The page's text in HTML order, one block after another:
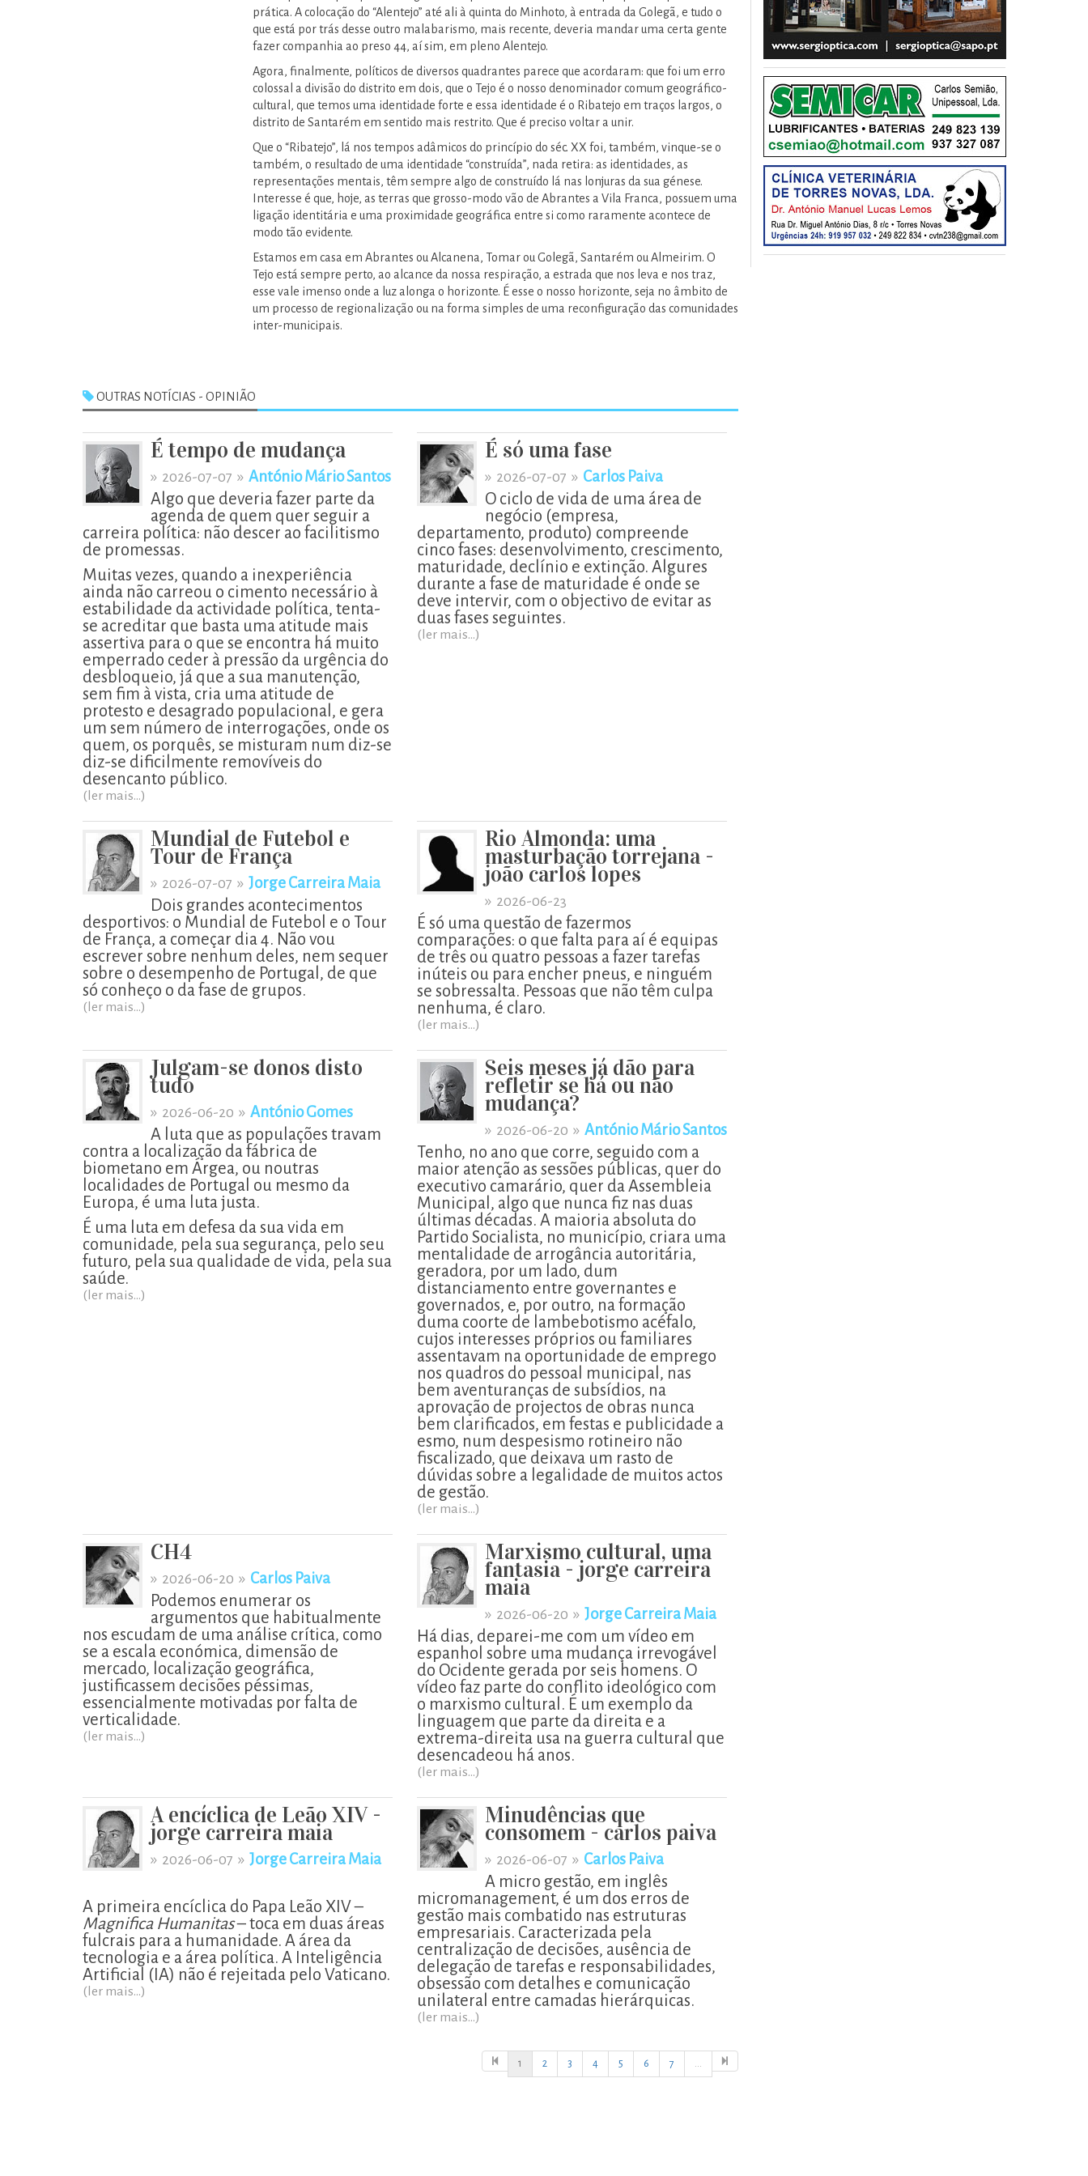
prática. A colocação do “Alentejo” até ali à quinta do Minhoto, à entrada da Golegã, e tudo o
que está por trás desse outro malabarismo, mais recente, deveria mandar uma certa gente
fazer companhia ao preso 44, aí sim, em pleno Alentejo.
Agora, finalmente, políticos de diversos quadrantes parece que acordaram: que foi um erro
colossal a divisão do distrito em dois, que o Tejo é o nosso denominador comum geográfico-
cultural, que temos uma identidade forte e essa identidade é o Ribatejo em traços largos, o
distrito de Santarém em sentido mais restrito. Que é preciso voltar a unir.
Que o “Ribatejo”, lá nos tempos adâmicos do princípio do séc. XX foi, também, vinque-se o
também, o resultado de uma identidade “construída”, nada retira: as identidades, as
representações mentais, têm sempre algo de construído lá nas lonjuras da sua génese.
Interesse é que, hoje, as terras que grosso-modo vão de Abrantes a Vila Franca, possuem uma
ligação identitária e uma proximidade geográfica entre si como raramente acontece de
modo tão evidente.
Estamos em casa em Abrantes ou Alcanena, Tomar ou Golegã, Santarém ou Almeirim. O
Tejo está sempre perto, ao alcance da nossa respiração, a estrada que nos leva e nos traz,
esse vale imenso onde a luz alonga o horizonte. É esse o nosso horizonte, seja no âmbito de
um processo de regionalização ou na forma simples de uma reconfiguração das comunidades
inter-municipais.
OUTRAS NOTÍCIAS - OPINIÃO
É tempo de mudança
» 2026-07-07 » António Mário Santos
Algo que deveria fazer parte da
agenda de quem quer seguir a
carreira política: não descer ao facilitismo
de promessas.
Muitas vezes, quando a inexperiência
ainda não carreou o cimento necessário à
estabilidade da actividade política, tenta-
se acreditar que basta uma atitude mais
assertiva para o que se encontra há muito
emperrado ceder à pressão da urgência do
desbloqueio, já que a sua manutenção,
sem fim à vista, cria uma atitude de
protesto e desagrado populacional, e gera
um sem número de interrogações, onde os
quem, os porquês, se misturam num diz-se
diz-se dificilmente removíveis do
desencanto público.
(ler mais...)
É só uma fase
» 2026-07-07 » Carlos Paiva
O ciclo de vida de uma área de
negócio (empresa,
departamento, produto) compreende
cinco fases: desenvolvimento, crescimento,
maturidade, declínio e extinção. Algures
durante a fase de maturidade é onde se
deve intervir, com o objectivo de evitar as
duas fases seguintes.
(ler mais...)
Mundial de Futebol e
Tour de França
» 2026-07-07 » Jorge Carreira Maia
Dois grandes acontecimentos
desportivos: o Mundial de Futebol e o Tour
de França, a começar dia 4. Não vou
escrever sobre nenhum deles, nem sequer
sobre o desempenho de Portugal, de que
só conheço o da fase de grupos.
(ler mais...)
Rio Almonda: uma
masturbação torrejana -
joão carlos lopes
» 2026-06-23
É só uma questão de fazermos
comparações: o que falta para aí é equipas
de três ou quatro pessoas a fazer tarefas
inúteis ou para encher pneus, e ninguém
se sobressalta. Pessoas que não têm culpa
nenhuma, é claro.
(ler mais...)
Julgam-se donos disto
tudo
» 2026-06-20 » António Gomes
A luta que as populações travam
contra a localização da fábrica de
biometano em Árgea, ou noutras
localidades de Portugal ou mesmo da
Europa, é uma luta justa.
É uma luta em defesa da sua vida em
comunidade, pela sua segurança, pelo seu
futuro, pela sua qualidade de vida, pela sua
saúde.
(ler mais...)
Seis meses já dão para
refletir se há ou não
mudança?
» 2026-06-20 » António Mário Santos
Tenho, no ano que corre, seguido com a
maior atenção as sessões públicas, quer do
executivo camarário, quer da Assembleia
Municipal, algo que nunca fiz nas duas
últimas décadas. A maioria absoluta do
Partido Socialista, no município, criara uma
mentalidade de arrogância autoritária,
geradora, por um lado, dum
distanciamento entre governantes e
governados, e, por outro, na formação
duma coorte de lambebotismo acéfalo,
cujos interesses próprios ou familiares
assentavam na oportunidade de emprego
nos quadros do pessoal municipal, nas
bem aventuranças de subsídios, na
aprovação de projectos de obras nunca
bem clarificados, em festas e publicidade a
esmo, num despesismo rotineiro não
fiscalizado, que deixava um rasto de
dúvidas sobre a legalidade de muitos actos
de gestão.
(ler mais...)
CH4
» 2026-06-20 » Carlos Paiva
Podemos enumerar os
argumentos que habitualmente
nos escudam de uma análise crítica, como
se a escala económica, dimensão de
mercado, localização geográfica,
justificassem decisões péssimas,
essencialmente motivadas por falta de
verticalidade.
(ler mais...)
Marxismo cultural, uma
fantasia - jorge carreira
maia
» 2026-06-20 » Jorge Carreira Maia
Há dias, deparei-me com um vídeo em
espanhol sobre uma mudança irrevogável
do Ocidente gerada por seis homens. O
vídeo faz parte do conflito ideológico com
o marxismo cultural. É um exemplo da
linguagem que parte da direita e a
extrema-direita usa na guerra cultural que
desencadeou há anos.
(ler mais...)
A encíclica de Leão XIV -
jorge carreira maia
» 2026-06-07 » Jorge Carreira Maia
A primeira encíclica do Papa Leão XIV –
Magnifica Humanitas– toca em duas áreas
fulcrais para a humanidade. A área da
tecnologia e a área política. A Inteligência
Artificial (IA) não é rejeitada pelo Vaticano.
(ler mais...)
Minudências que
consomem - carlos paiva
» 2026-06-07 » Carlos Paiva
A micro gestão, em inglês
micromanagement, é um dos erros de
gestão mais combatido nas estruturas
empresariais. Caracterizada pela
centralização de decisões, ausência de
delegação de tarefas e responsabilidades,
obsessão com detalhes e comunicação
unilateral entre camadas hierárquicas.
(ler mais...)
1 2 3 4 5 6 7 ...